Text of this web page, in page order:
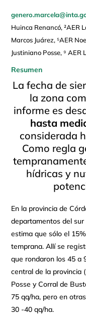
Huinca Renancó, ²AER
Marcos Juárez, ⁵AER
Justiniano Posse, ⁹ AER
Resumen
La fecha de
la zona
informe es
hasta
considerada
Como regla
hídricas y
En la provincia de
departamentos del sur
estima que sólo el
temprana. Allí se
que rondaron los 45 a
central de la provincia
Posse y Corral de
75 qq/ha, pero en
30 -40 qq/ha.